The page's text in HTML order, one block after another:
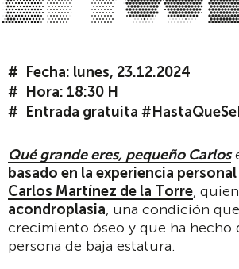
Fecha: lunes, 23.12.2024
Hora: 18:30 H
Entrada gratuita
Qué grande eres, pequeño Carlos
basado en la experiencia
Carlos Martínez de la Torre, quien
acondroplasia, una condición
crecimiento óseo y que ha hecho
persona de baja estatura.